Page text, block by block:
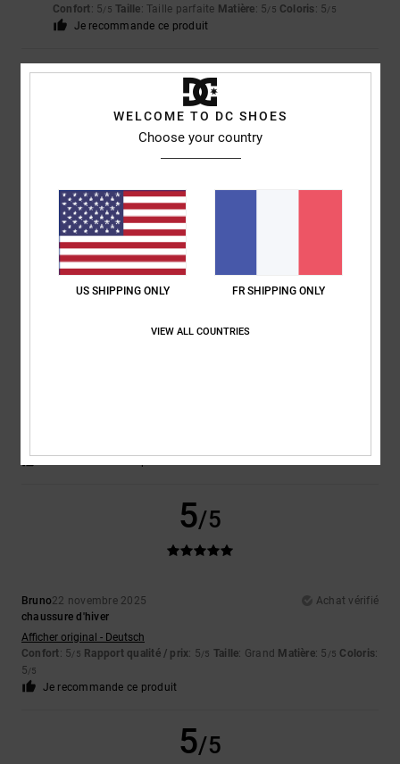
Confort: 5/5 Taille: Taille parfaite Matière: 5/5 Coloris: 5/5
Je recommande ce produit
3/5
Afficher original - Deutsch
: 3/5 Rapport qualité / prix
: 3/5
5/5
Bruno22 novembre 2025
Achat vérifié
chaussure d'hiver
Afficher original - Deutsch
Confort: 5/5 Rapport qualité / prix: 5/5 Taille: Grand Matière: 5 /5 Coloris:
5/5
Je recommande ce produit
5/5
WELCOME TO DC SHOES
Choose your country
US SHIPPING ONLY FR SHIPPING ONLY
VIEW ALL COUNTRIES